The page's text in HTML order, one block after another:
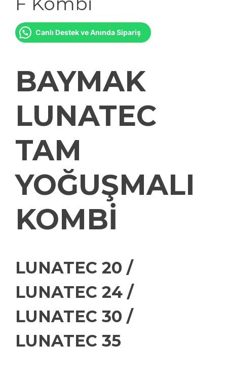
Canlı Destek ve Anında Sipariş
BAYMAK
LUNATEC
TAM
YOĞUŞMALI
KOMBİ
LUNATEC 20 /
LUNATEC 24 /
LUNATEC 30 /
LUNATEC 35